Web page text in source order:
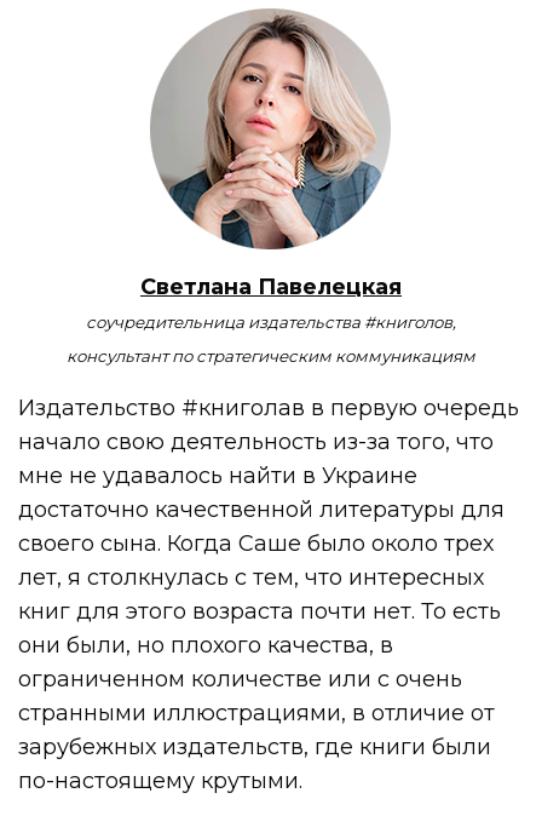
Светлана Павелецкая
соучредительница издательства #книголов,
консультант по стратегическим коммуникациям
Издательство #книголав в первую очередь
начало свою деятельность из-за того, что
мне не удавалось найти в Украине
достаточно качественной литературы для
своего сына. Когда Саше было около трех
лет, я столкнулась с тем, что интересных
книг для этого возраста почти нет. То есть
они были, но плохого качества, в
ограниченном количестве или с очень
странными иллюстрациями, в отличие от
зарубежных издательств, где книги были
по-настоящему крутыми.